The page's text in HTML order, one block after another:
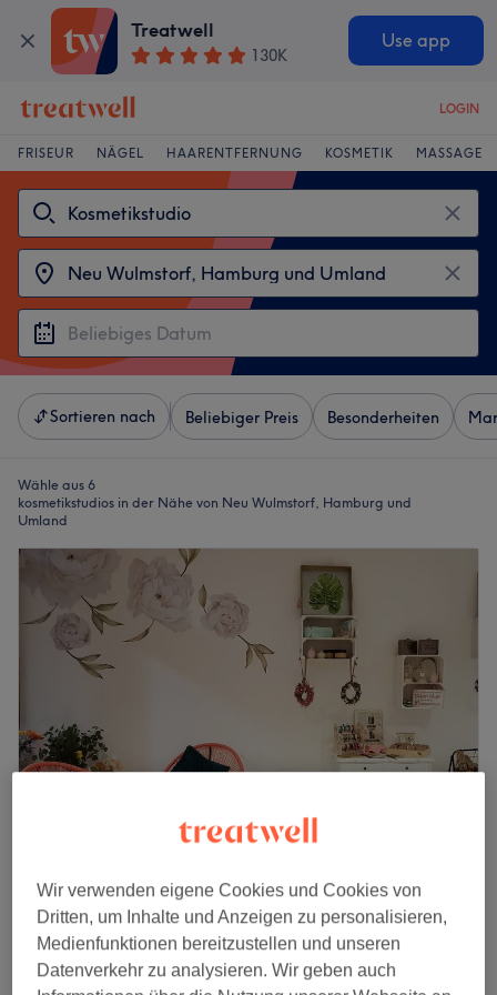
Treatwell
130K
Use app
LOGIN
FRISEUR NÄGEL HAARENTFERNUNG KOSMETIK MASSAGE
Sortieren nach Beliebiger Preis Besonderheiten
Wähle aus 6
kosmetikstudios in der Nähe von Neu Wulmstorf, Hamburg und
Umland
4,8
2021 Bewertungen
Neu Wulmstorf, Hamburg und Umland
Auf Karte anzeigen
Last Minute
Wir verwenden eigene Cookies und Cookies von
Dritten, um Inhalte und Anzeigen zu personalisieren,
Medienfunktionen bereitzustellen und unseren
Datenverkehr zu analysieren. Wir geben auch